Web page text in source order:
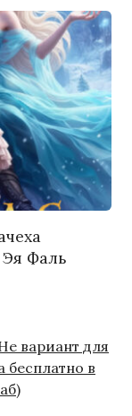
Фаль